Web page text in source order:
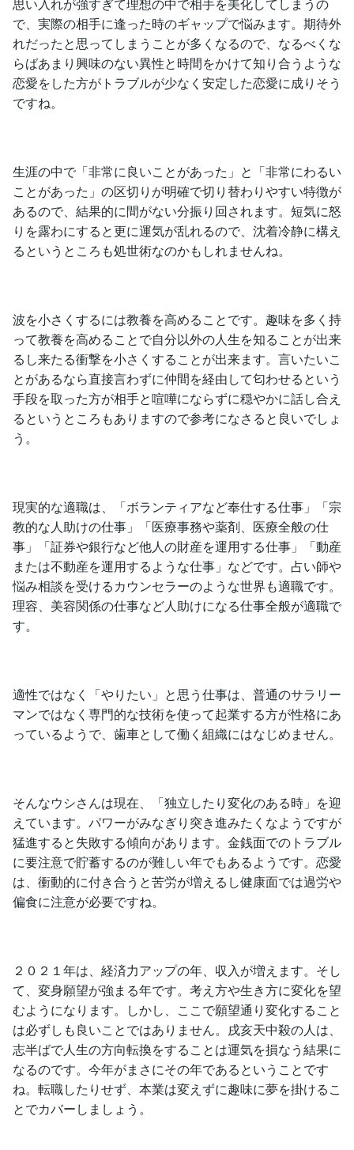
で、実際の相手に逢った時のギャップで悩みます。期待外
れだったと思ってしまうことが多くなるので、なるべくな
らばあまり興味のない異性と時間をかけて知り合うような
恋愛をした方がトラブルが少なく安定した恋愛に成りそう
ですね。
生涯の中で「非常に良いことがあった」と「非常にわるい
ことがあった」の区切りが明確で切り替わりやすい特徴が
あるので、結果的に間がない分振り回されます。短気に怒
りを露わにすると更に運気が乱れるので、沈着冷静に構え
るというところも処世術なのかもしれませんね。
波を小さくするには教養を高めることです。趣味を多く持
って教養を高めることで自分以外の人生を知ることが出来
るし来たる衝撃を小さくすることが出来ます。言いたいこ
とがあるなら直接言わずに仲間を経由して匂わせるという
手段を取った方が相手と喧嘩にならずに穏やかに話し合え
るというところもありますので参考になさると良いでしょ
う。
現実的な適職は、「ボランティアなど奉仕する仕事」「宗
教的な人助けの仕事」「医療事務や薬剤、医療全般の仕
事」「証券や銀行など他人の財産を運用する仕事」「動産
または不動産を運用するような仕事」などです。占い師や
悩み相談を受けるカウンセラーのような世界も適職です。
理容、美容関係の仕事など人助けになる仕事全般が適職で
す。
適性ではなく「やりたい」と思う仕事は、普通のサラリー
マンではなく専門的な技術を使って起業する方が性格にあ
っているようで、歯車として働く組織にはなじめません。
そんなウシさんは現在、「独立したり変化のある時」を迎
えています。パワーがみなぎり突き進みたくなようですが
猛進すると失敗する傾向があります。金銭面でのトラブル
に要注意で貯蓄するのが難しい年でもあるようです。恋愛
は、衝動的に付き合うと苦労が増えるし健康面では過労や
偏食に注意が必要ですね。
２０２１年は、経済力アップの年、収入が増えます。そし
て、変身願望が強まる年です。考え方や生き方に変化を望
むようになります。しかし、ここで願望通り変化すること
は必ずしも良いことではありません。戌亥天中殺の人は、
志半ばで人生の方向転換をすることは運気を損なう結果に
なるのです。今年がまさにその年であるということです
ね。転職したりせず、本業は変えずに趣味に夢を掛けるこ
とでカバーしましょう。